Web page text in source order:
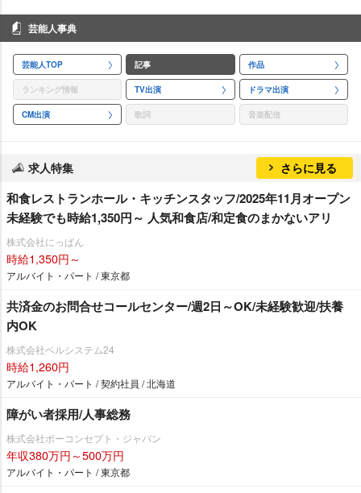
芸能人事典
芸能人TOP 記事 作品
ランキング情報 TV出演 ドラマ出演
CM出演 歌詞 音楽配信
求人特集 さらに見る
和食レストランホール・キッチンスタッフ/2025年11月オープン
未経験でも時給1,350円～ 人気和食店/和定食のまかないアリ
株式会社にっぱん
時給1,350円～
アルバイト・パート / 東京都
共済金のお問合せコールセンター/週2日～OK/未経験歓迎/扶養
内OK
株式会社ベルシステム24
時給1,260円
アルバイト・パート / 契約社員 / 北海道
障がい者採用/人事総務
株式会社ボーコンセプト・ジャパン
年収380万円～500万円
アルバイト・パート / 東京都